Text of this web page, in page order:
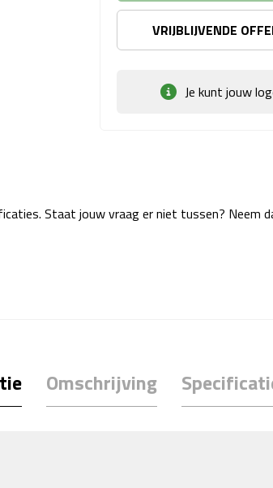
VRIJBLIJVENDE
Je kunt jouw
Staat jouw vraag er niet tussen? Neem
Omschrijving